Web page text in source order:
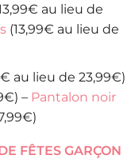
au lieu de
(13,99€ au lieu de
au lieu de 23,99€)
– Pantalon noir
FÊTES GARÇON